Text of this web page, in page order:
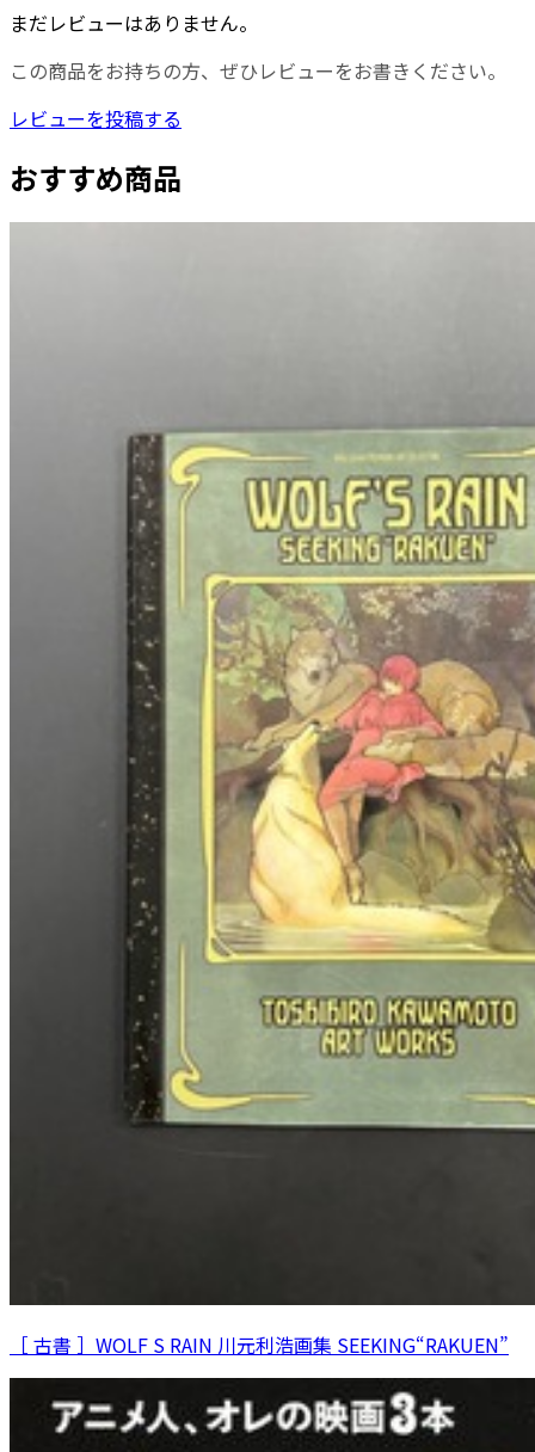
まだレビューはありません。
この商品をお持ちの方、ぜひレビューをお書きください。
レビューを投稿する
おすすめ商品
［ 古書 ］WOLF S RAIN 川元利浩画集 SEEKING“RAKUEN”